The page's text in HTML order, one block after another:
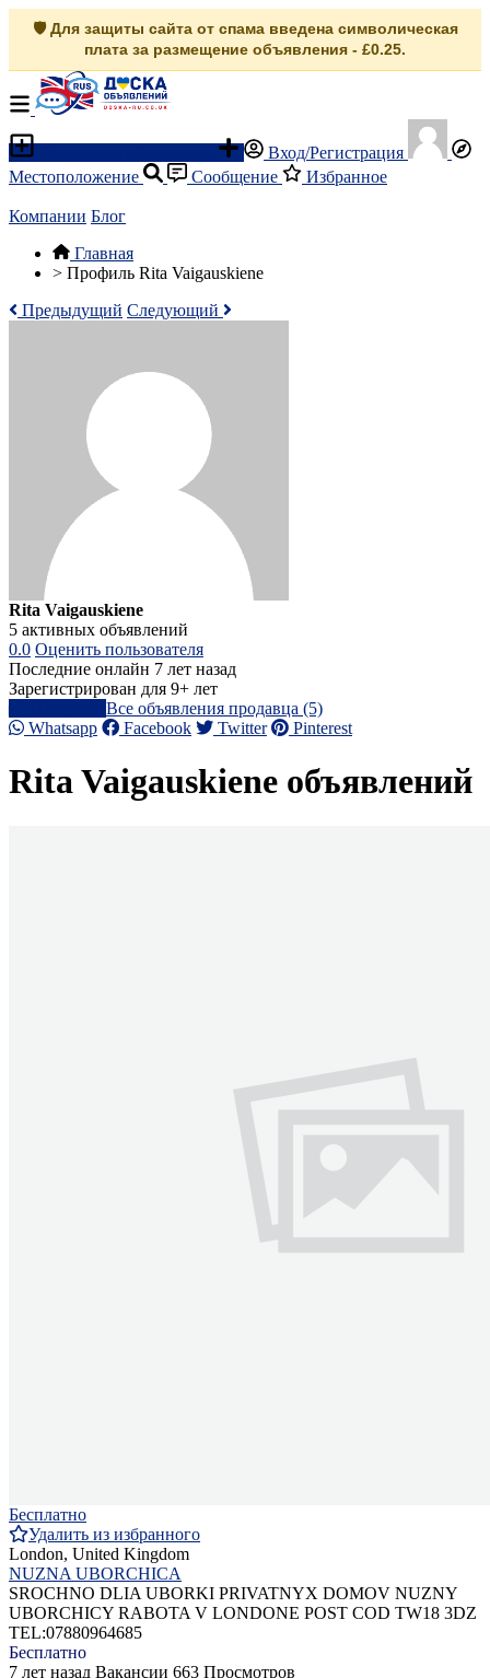
🛡️ Для защиты сайта от спама введена символическая
плата за размещение объявления - £0.25.
Вход/Регистрация
Местоположение
Сообщение Избранное
Компании Блог
Главная
> Профиль Rita Vaigauskiene
Предыдущий Следующий
Rita Vaigauskiene
5 активных объявлений
0.0 Оценить пользователя
Последние онлайн 7 лет назад
Зарегистрирован для 9+ лет
Все объявления продавца (5)
Whatsapp
Facebook Twitter Pinterest
Rita Vaigauskiene объявлений
Бесплатно
Удалить из избранного
London, United Kingdom
NUZNA UBORCHICA
SROCHNO DLIA UBORKI PRIVATNYX DOMOV NUZNY
UBORCHICY RABOTA V LONDONE POST COD TW18 3DZ
TEL:07880964685
Бесплатно
7 лет назад Вакансии 663 Просмотров